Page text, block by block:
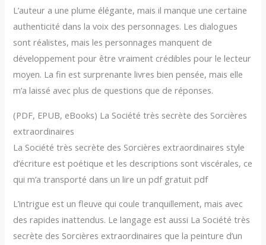
L’auteur a une plume élégante, mais il manque une certaine
authenticité dans la voix des personnages. Les dialogues
sont réalistes, mais les personnages manquent de
développement pour être vraiment crédibles pour le lecteur
moyen. La fin est surprenante livres bien pensée, mais elle
m’a laissé avec plus de questions que de réponses.
(PDF, EPUB, eBooks) La Société très secrète des Sorcières
extraordinaires
La Société très secrète des Sorcières extraordinaires style
d’écriture est poétique et les descriptions sont viscérales, ce
qui m’a transporté dans un lire un pdf gratuit pdf
L’intrigue est un fleuve qui coule tranquillement, mais avec
des rapides inattendus. Le langage est aussi La Société très
secrète des Sorcières extraordinaires que la peinture d’un